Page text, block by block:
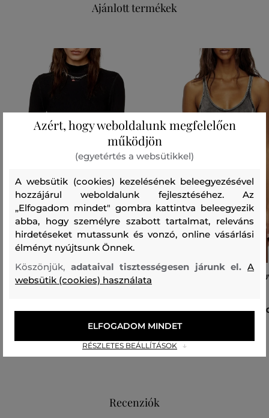
Ajánlott termékek
PÓLÓ DIESEL T-MOKKY-LS-MICRODIV
TANK TOP
47 990 Ft
BODY DIESEL PHOEBE-DNM
Elérhető méretek:
Recenziók
Azért, hogy weboldalunk megfelelően
működjön
(egyetértés a websütikkel)
A websütik (cookies) kezelésének beleegyezésével
hozzájárul weboldalunk fejlesztéséhez. Az
„Elfogadom mindet" gombra kattintva beleegyezik
abba, hogy személyre szabott tartalmat, releváns
hirdetéseket mutassunk és vonzó, online vásárlási
élményt nyújtsunk Önnek.
Köszönjük, adataival tisztességesen járunk el.A
websütik (cookies) használata
RÉSZLETES BEÁLLÍTÁSOK
ELFOGADOM MINDET